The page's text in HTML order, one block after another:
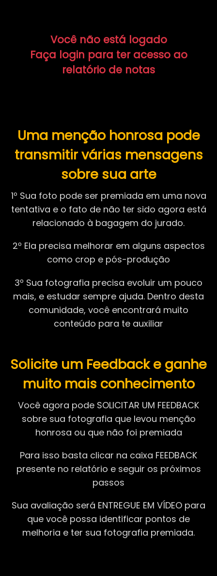
Você não está logado
Faça login para ter acesso ao
relatório de notas
Uma menção honrosa pode
transmitir várias mensagens
sobre sua arte
1º Sua foto pode ser premiada em uma nova
tentativa e o fato de não ter sido agora está
relacionado à bagagem do jurado.
2º Ela precisa melhorar em alguns aspectos
como crop e pós-produção
3º Sua fotografia precisa evoluir um pouco
mais, e estudar sempre ajuda. Dentro desta
comunidade, você encontrará muito
conteúdo para te auxiliar
Solicite um Feedback e ganhe
muito mais conhecimento
Você agora pode SOLICITAR UM FEEDBACK
sobre sua fotografia que levou menção
honrosa ou que não foi premiada
Para isso basta clicar na caixa FEEDBACK
presente no relatório e seguir os próximos
passos
Sua avaliação será ENTREGUE EM VÍDEO para
que você possa identificar pontos de
melhoria e ter sua fotografia premiada.